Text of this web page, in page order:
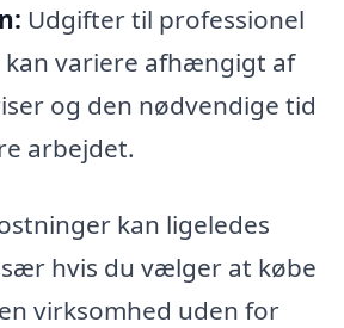
Udgifter til professionel
variere afhængigt af
og den nødvendige tid
arbejdet.
kan ligeledes
hvis du vælger at købe
virksomhed uden for